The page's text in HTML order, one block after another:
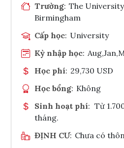
Trường: The
Birmingham
Cấp học: University
Kỳ nhập học:
Học phí: 29,730 USD
Học bổng: Không
Sinh hoạt phí: Từ
tháng.
ĐỊNH CƯ: Chưa có